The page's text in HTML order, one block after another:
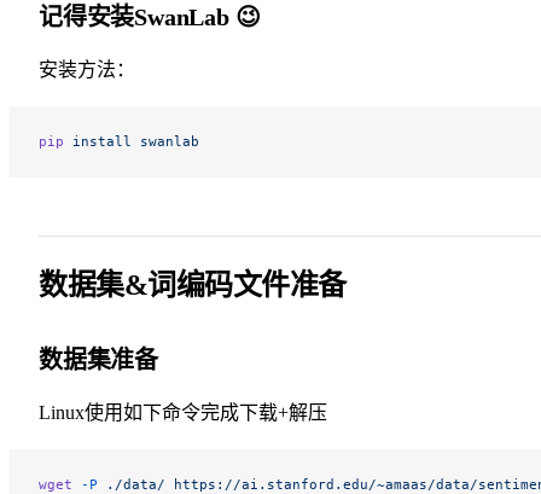
记得安装SwanLab 😉
安装方法：
pip install swanlab
数据集&词编码文件准备
数据集准备
Linux使用如下命令完成下载+解压
wget -P ./data/ https://ai.stanford.edu/~amaas/data/